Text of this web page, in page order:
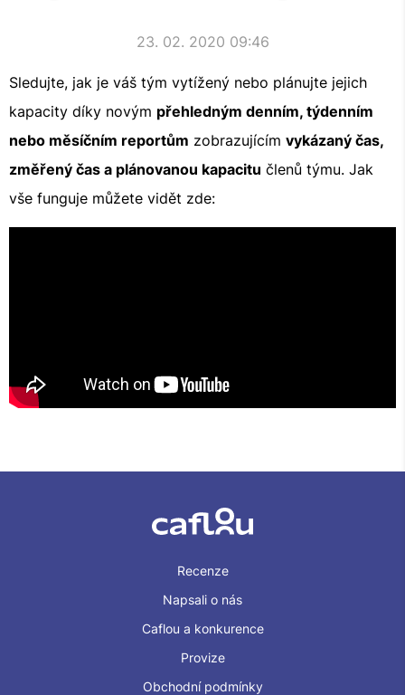
23. 02. 2020 09:46
Sledujte, jak je váš tým vytížený nebo plánujte jejich
kapacity díky novým přehledným denním, týdenním
nebo měsíčním reportům zobrazujícím vykázaný čas,
změřený čas a plánovanou kapacitu členů týmu. Jak
vše funguje můžete vidět zde:
Recenze
Napsali o nás
Caflou a konkurence
Provize
Obchodní podmínky